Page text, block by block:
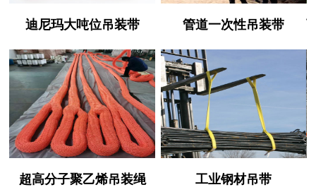
迪尼玛大吨位吊装带 管道一次性吊装带
超高分子聚乙烯吊装绳 工业钢材吊带